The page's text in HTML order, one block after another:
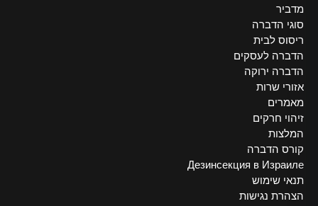
מדביר
סוגי הדברה
ריסוס לבית
הדברה לעסקים
הדברה ירוקה
אזורי שרות
מאמרים
זיהוי חרקים
המלצות
קורס הדברה
Дезинсекция в Израиле
תנאי שימוש
הצהרת נגישות